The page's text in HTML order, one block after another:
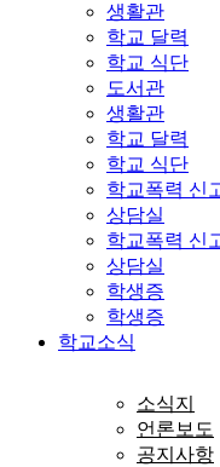
생활관
학교 달력
학교 식단
도서관
생활관
학교 달력
학교 식단
학교폭력 신
상담실
학교폭력 신
상담실
학생증
학생증
학교소식
소식지
언론보도
공지사항